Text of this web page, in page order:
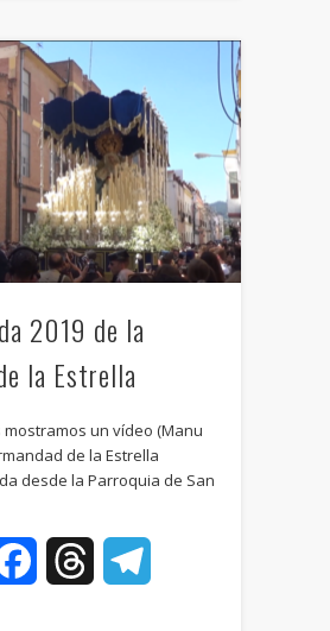
2019 de la
la Estrella
un vídeo (Manu
de la Estrella
desde la Parroquia de San
FacebookThreads